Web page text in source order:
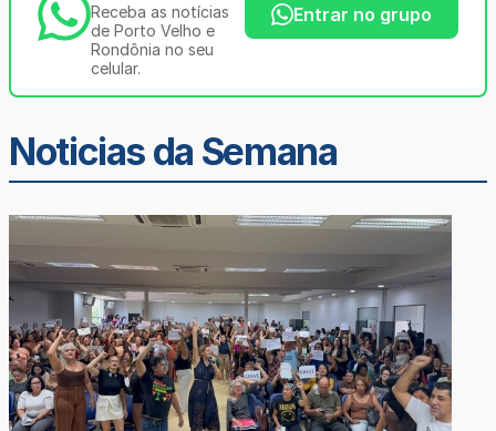
Receba as notícias
de Porto Velho e
Rondônia no seu
celular.
Entrar no grupo
Noticias da Semana